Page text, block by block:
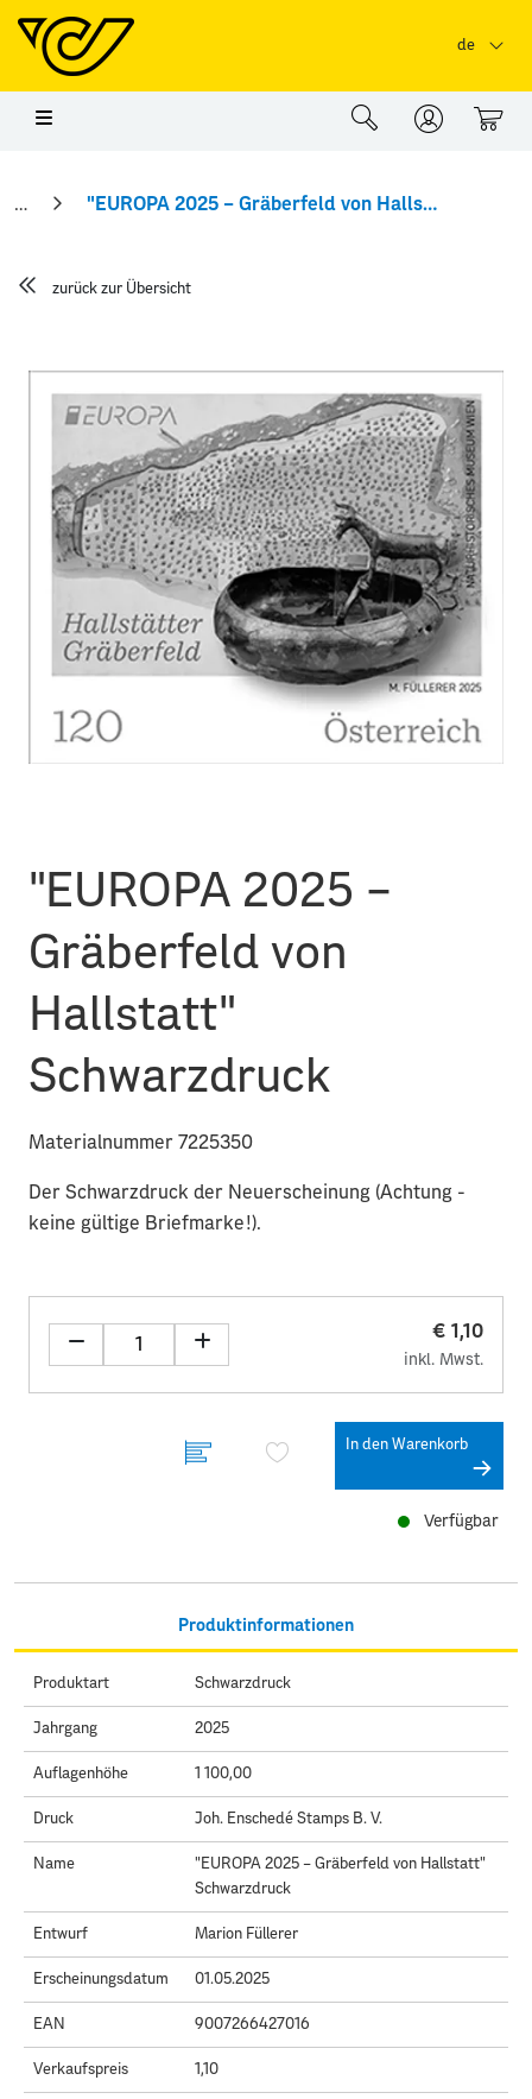
Springe zu Hauptinhalt
de
0
"EUROPA 2025 – Gräberfeld von Hallstatt" Schwarzdruck
zurück zur Übersicht
"EUROPA 2025 –
Gräberfeld von
Hallstatt"
Schwarzdruck
Materialnummer 7225350
Der Schwarzdruck der Neuerscheinung (Achtung -
keine gültige Briefmarke!).
€ 1,10
inkl. Mwst.
In den Warenkorb
Verfügbar
Produktinformationen
Produktart Schwarzdruck
Jahrgang 2025
Auflagenhöhe 1 100,00
Druck Joh. Enschedé Stamps B. V.
Name
"EUROPA 2025 – Gräberfeld von Hallstatt"
Schwarzdruck
Entwurf Marion Füllerer
Erscheinungsdatum 01.05.2025
EAN 9007266427016
Verkaufspreis 1,10